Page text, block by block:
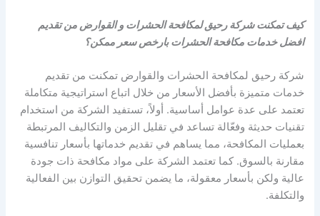
كيف تمكنت شركة رحيق لمكافحة الحشرات و القوارض من تقديم
افضل خدمات مكافحة الحشرات بارخص سعر ممكن؟
شركة رحيق لمكافحة الحشرات والقوارض تمكنت من تقديم
خدمات متميزة بأفضل الأسعار من خلال اتباع استراتيجية متكاملة
تعتمد على عدة عوامل أساسية. أولاً، تستفيد الشركة من استخدام
تقنيات حديثة وفعّالة تساعد في تقليل الزمن والتكاليف المرتبطة
بعمليات المكافحة، مما يساهم في تقديم خدماتها بأسعار تنافسية
مقارنة بالسوق. كما تعتمد الشركة على مواد مكافحة ذات جودة
عالية ولكن بأسعار معقولة، ما يضمن تحقيق التوازن بين الفعالية
والتكلفة.